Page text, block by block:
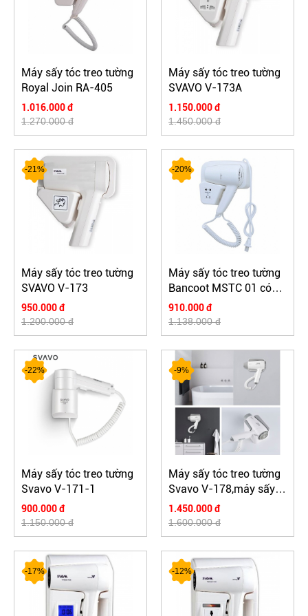
Máy sấy tóc treo tường
Royal Join RA-405
1.016.000 đ
1.270.000 đ
Máy sấy tóc treo tường
SVAVO V-173A
1.150.000 đ
1.450.000 đ
-21%
Máy sấy tóc treo tường
SVAVO V-173
950.000 đ
1.200.000 đ
-20%
Máy sấy tóc treo tường
Bancoot MSTC 01 có
kèm ổ cắm phụ
910.000 đ
1.138.000 đ
-22%
Máy sấy tóc treo tường
Svavo V-171-1
900.000 đ
1.150.000 đ
-9%
Máy sấy tóc treo tường
Svavo V-178,máy sấy
tóc công suất lớn
1.450.000 đ
1.600.000 đ
-17% -12%